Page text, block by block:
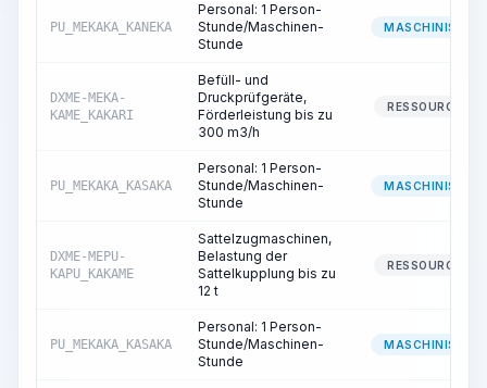
PU_MEKAKA_KANEKA
Personal: 1 Person-
Stunde/Maschinen-
Stunde
MASCHINIST
DXME-MEKA-
KAME_KAKARI
Befüll- und
Druckprüfgeräte,
Förderleistung bis zu
300 m3/h
RESSOURCE
PU_MEKAKA_KASAKA
Personal: 1 Person-
Stunde/Maschinen-
Stunde
MASCHINIST
DXME-MEPU-
KAPU_KAKAME
Sattelzugmaschinen,
Belastung der
Sattelkupplung bis zu
12 t
RESSOURCE
PU_MEKAKA_KASAKA
Personal: 1 Person-
Stunde/Maschinen-
Stunde
MASCHINIST